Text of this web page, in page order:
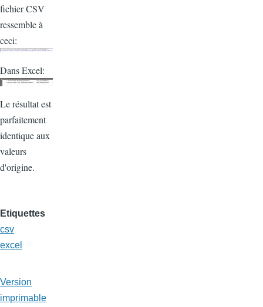
fichier CSV
ressemble à
ceci:
Dans Excel:
Le résultat est
parfaitement
identique aux
valeurs
d'origine.
Etiquettes
csv
excel
Version
imprimable